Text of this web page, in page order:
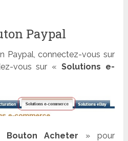
Paypal
Paypal, connectez-vous sur
vous sur «Solutions e-
Bouton Acheter » pour